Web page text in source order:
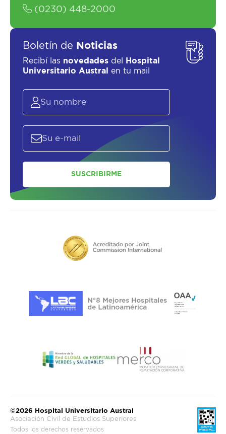
(0230) 448-2000
Boletín de Noticias
Recibí las novedades del
Hospital
Universitario Austral
en tu mail
SUSCRIBIRME
©2026 Hospital Universitario Austral
Asociación Civil de Estudios Superiores
Todos los derechos reservados